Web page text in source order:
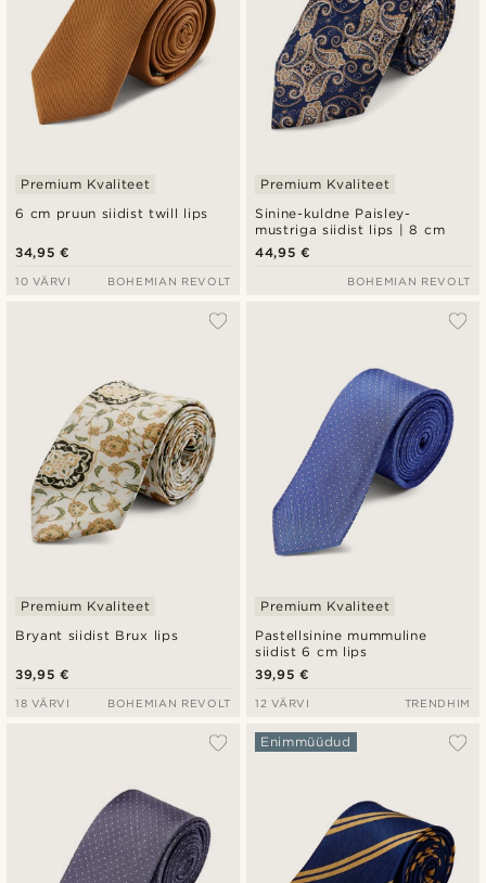
6 cm pruun siidist twill lips
Premium Kvaliteet
34,95 €
10 VÄRVI BOHEMIAN REVOLT
Sinine-kuldne Paisley-
mustriga siidist lips | 8 cm
Premium Kvaliteet
44,95 €
BOHEMIAN REVOLT
Bryant siidist Brux lips
Premium Kvaliteet
39,95 €
18 VÄRVI BOHEMIAN REVOLT
Pastellsinine mummuline
siidist 6 cm lips
Premium Kvaliteet
39,95 €
12 VÄRVI TRENDHIM
Enimmüüdud